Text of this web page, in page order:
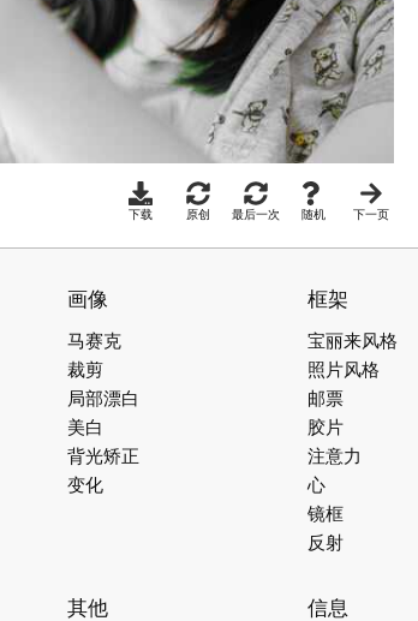
下载 原创 最后一次 随机 下一页
画像
马赛克
裁剪
局部漂白
美白
背光矫正
变化
框架
宝丽来风格
照片风格
邮票
胶片
注意力
心
镜框
反射
其他 信息